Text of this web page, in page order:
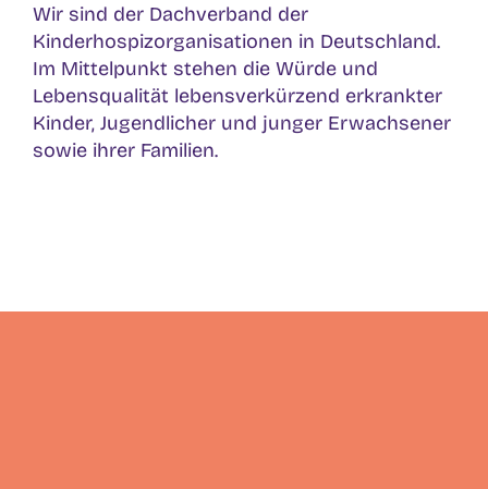
Wir sind der Dachverband der
Kinderhospizorganisationen in Deutschland.
Im Mittelpunkt stehen die Würde und
Lebensqualität lebensverkürzend erkrankter
Kinder, Jugendlicher und junger Erwachsener
sowie ihrer Familien.